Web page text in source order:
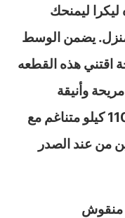
ليمنحك
يضمن الوسط
اقتني هذه القطعه
وأنيقة
مناسب لوزن من 80 كيلو وحتي 110 كيلو متناغم مع
من عند الصدر
منقوش